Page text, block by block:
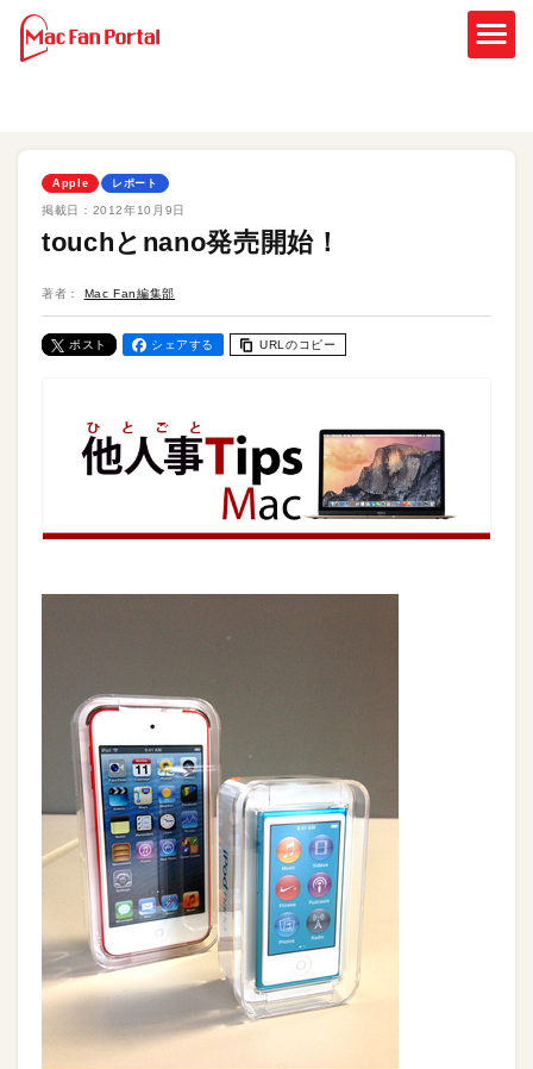
Apple レポート
掲載日： 2012年10月9日
touchとnano発売開始！
著者： Mac Fan編集部
ポスト シェアする URLのコピー